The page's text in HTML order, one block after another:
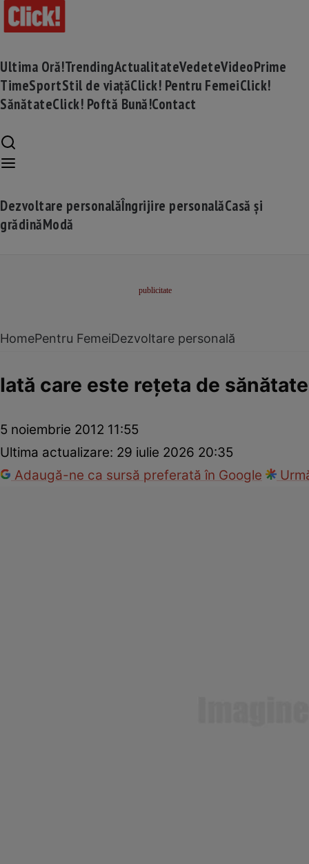
Ultima Oră!TrendingActualitateVedeteVideoPrime
TimeSportStil de viațăClick! Pentru FemeiClick!
SănătateClick! Poftă Bună!Contact
Dezvoltare personalăÎngrijire personalăCasă și
grădinăModă
HomePentru FemeiDezvoltare personală
Iată care este reţeta de
5 noiembrie 2012 11:55
Ultima actualizare: 29 iulie 2026 20:35
Adaugă-ne ca sursă preferată în Google